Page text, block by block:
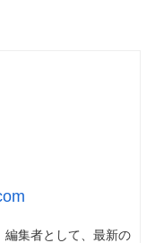
編集者として、最新の